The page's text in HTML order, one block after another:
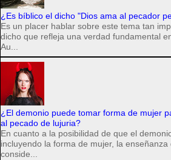
¿Es bíblico el dicho "Dios ama al pecador
Es un placer hablar sobre este tema tan
dicho que refleja una verdad fundamental
Au...
¿El demonio puede tomar forma de mujer
al pecado de lujuria?
En cuanto a la posibilidad de que el
incluyendo la forma de mujer, la
conside...